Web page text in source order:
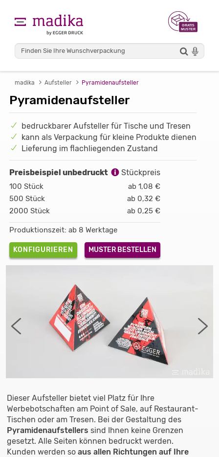
madika Aufsteller Pyramidenaufsteller
Pyramidenaufsteller
bedruckbarer Aufsteller für Tische und Tresen
kann als Verpackung für kleine Produkte dienen
Lieferung im flachliegenden Zustand
Preisbeispiel unbedruckt Stückpreis
100 Stück
ab 1,08 €
500 Stück
ab 0,32 €
2000 Stück
ab 0,25 €
Produktionszeit: ab 8 Werktage
KONFIGURIEREN MUSTER BESTELLEN
Dieser Aufsteller bietet viel Platz für Ihre
Werbebotschaften am Point of Sale, auf Restaurant-
Tischen oder am Tresen. Bei der Gestaltung des
Pyramidenaufstellers sind Ihnen keine Grenzen
gesetzt. Alle Seiten können bedruckt werden.
Kunden werden so aus allen Richtungen auf Ihre